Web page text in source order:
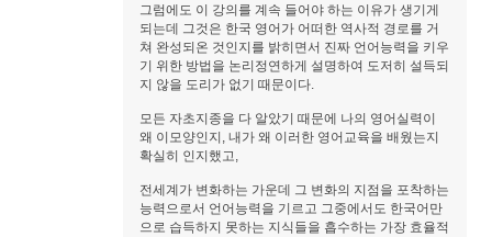
그럼에도 이 강의를 계속 들어야 하는 이유가 생기게
되는데 그것은 한국 영어가 어떠한 역사적 경로를 거
쳐 완성되온 것인지를 밝히면서 진짜 언어능력을 키우
기 위한 방법을 논리정연하게 설명하여 도저히 설득되
지 않을 도리가 없기 때문이다.
모든 자초지종을 다 알았기 때문에 나의 영어실력이
왜 이모양인지, 내가 왜 이러한 영어교육을 배웠는지
확실히 인지했고,
전세계가 변화하는 가운데 그 변화의 지점을 포착하는
능력으로서 언어능력을 기르고 그중에서도 한국어만
으로 습득하지 못하는 지식들을 흡수하는 가장 효율적